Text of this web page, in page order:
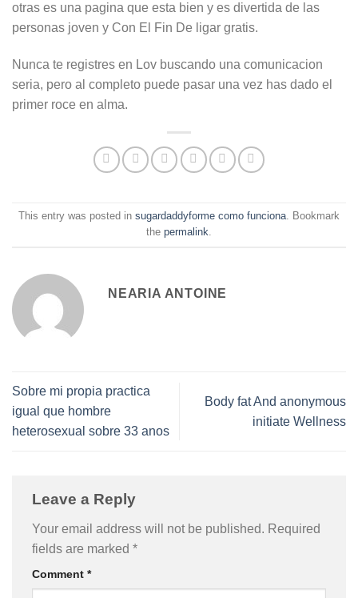
otras es una pagina que esta bien y es divertida de las
personas joven y Con El Fin De ligar gratis.
Nunca te registres en Lov buscando una comunicacion
seria, pero al completo puede pasar una vez has dado el
primer roce en alma.
This entry was posted in sugardaddyforme como funciona. Bookmark
the permalink.
NEARIA ANTOINE
Sobre mi propia practica
igual que hombre
heterosexual sobre 33 anos
Body fat And anonymous
initiate Wellness
Leave a Reply
Your email address will not be published. Required
fields are marked *
Comment *